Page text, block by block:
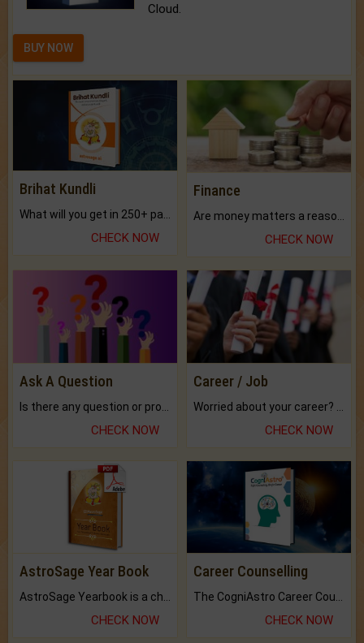
Cloud.
BUY NOW
Brihat Kundli
CHECK NOW
Finance
CHECK NOW
Ask A Question
CHECK NOW
Career / Job
CHECK NOW
AstroSage Year Book
AstroSage Yearbook is a channel to fulfill your dreams and destiny.
CHECK NOW
Career Counselling
The CogniAstro Career Counselling Report is the most comprehensive report available on this topic.
CHECK NOW